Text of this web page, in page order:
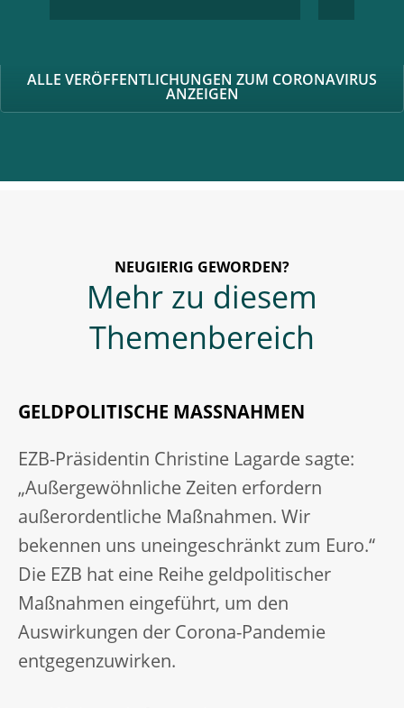
ALLE VERÖFFENTLICHUNGEN ZUM CORONAVIRUS
ANZEIGEN
NEUGIERIG GEWORDEN?
Mehr zu diesem
Themenbereich
GELDPOLITISCHE MASSNAHMEN
EZB-Präsidentin Christine Lagarde sagte:
„Außergewöhnliche Zeiten erfordern
außerordentliche Maßnahmen. Wir
bekennen uns uneingeschränkt zum Euro.“
Die EZB hat eine Reihe geldpolitischer
Maßnahmen eingeführt, um den
Auswirkungen der Corona-Pandemie
entgegenzuwirken.